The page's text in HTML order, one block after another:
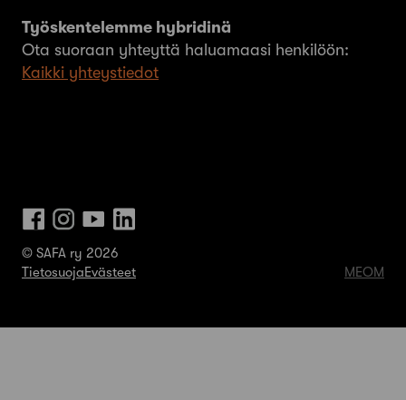
Työskentelemme hybridinä
Ota suoraan yhteyttä haluamaasi henkilöön:
Kaikki yhteystiedot
© SAFA ry 2026
TietosuojaEvästeet MEOM